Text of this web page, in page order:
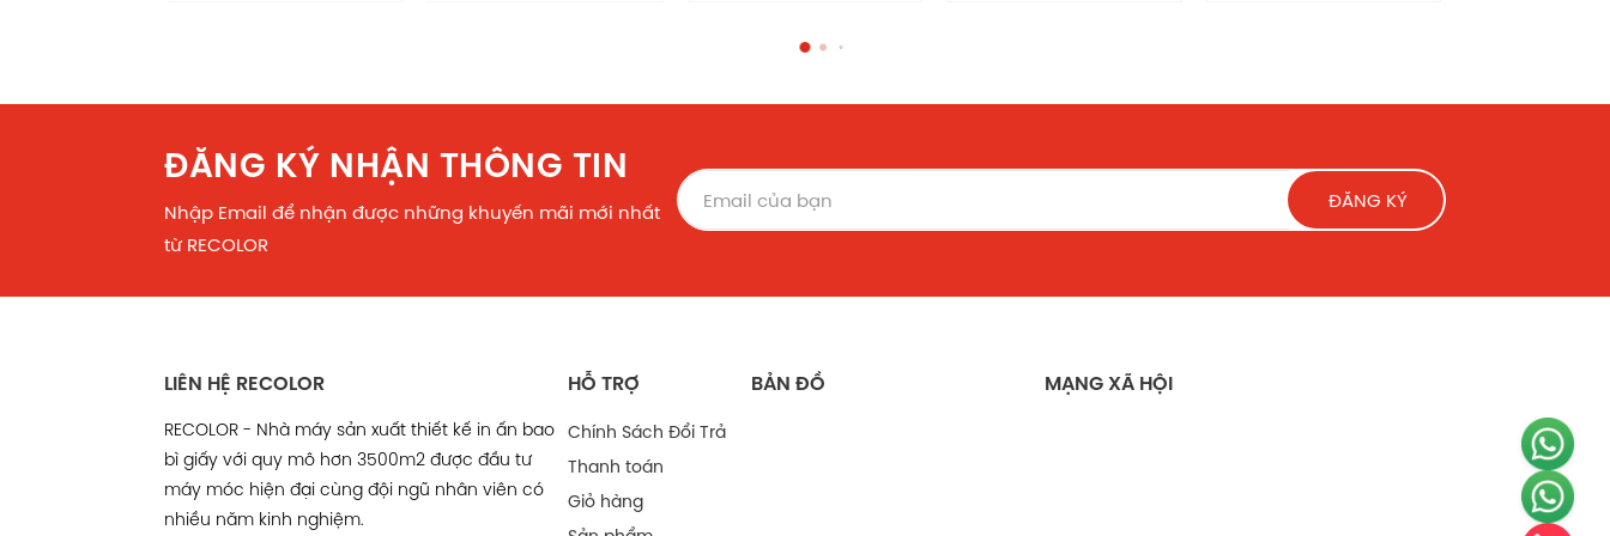
Màu sắc
Thương hiệu RECOLOR
ĐĂNG KÝ NHẬN THÔNG TIN
Nhập Email để nhận được những khuyến mãi mới nhất
từ RECOLOR
ĐĂNG KÝ
LIÊN HỆ RECOLOR
RECOLOR - Nhà máy sản xuất thiết kế in ấn bao
bì giấy với quy mô hơn 3500m2 được đầu tư
máy móc hiện đại cùng đội ngũ nhân viên có
nhiều năm kinh nghiệm.
HỖ TRỢ
Chính Sách Đổi Trả
Thanh toán
Giỏ hàng
BẢN ĐỒ MẠNG XÃ HỘI